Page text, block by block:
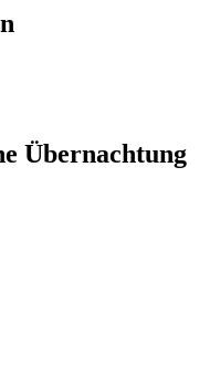
Übernachtung